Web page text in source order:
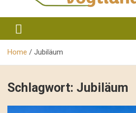
Vogtlandstreicher
Home Jubiläum
Schlagwort: Jubiläum